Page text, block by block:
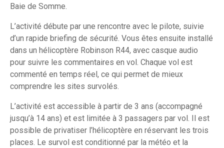
Baie de Somme.
L’activité débute par une rencontre avec le pilote, suivie
d’un rapide briefing de sécurité. Vous êtes ensuite installé
dans un hélicoptère Robinson R44, avec casque audio
pour suivre les commentaires en vol. Chaque vol est
commenté en temps réel, ce qui permet de mieux
comprendre les sites survolés.
L’activité est accessible à partir de 3 ans (accompagné
jusqu’à 14 ans) et est limitée à 3 passagers par vol. Il est
possible de privatiser l’hélicoptère en réservant les trois
places. Le survol est conditionné par la météo et la